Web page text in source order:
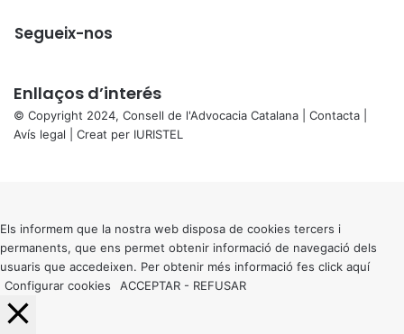
Segueix-nos
Enllaços d’interés
© Copyright 2024, Consell de l'Advocacia Catalana | Contacta
Avís legal | Creat per IURISTEL
button
Els informem que la nostra web disposa de cookies tercers i
permanents, que ens permet obtenir informació de navegació dels
usuaris que accedeixen. Per obtenir més informació fes click aquí
Configurar cookies
ACCEPTAR - REFUSAR